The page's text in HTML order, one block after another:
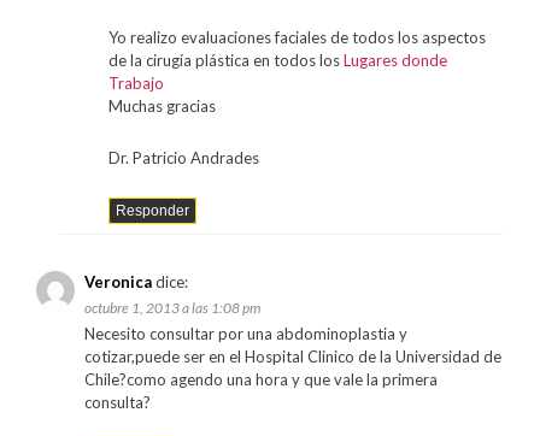
Yo realizo evaluaciones faciales de todos los aspectos
de la cirugía plástica en todos losLugares donde
Trabajo
Muchas gracias
Dr. Patricio Andrades
Responder
Veronicadice:
octubre 1, 2013 a las 1:08 pm
Necesito consultar por una abdominoplastia y
cotizar,puede ser en el Hospital Clinico de la Universidad de
Chile?como agendo una hora y que vale la primera
consulta?